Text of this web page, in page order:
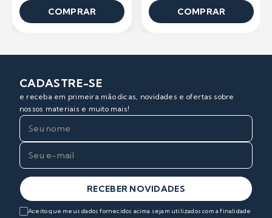
COMPRAR COMPRAR
CADASTRE-SE
e receba em primeira mão dicas, novidades e ofertas sobre
nossos materiais e muito mais!
RECEBER NOVIDADES
Aceito que meus dados fornecidos acima sejam utilizados com a finalidade